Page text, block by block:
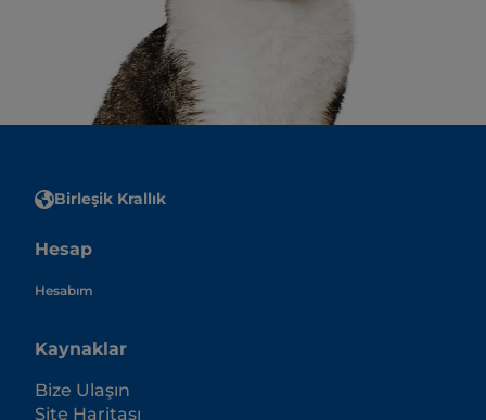
Birleşik Krallık
Hesap
Hesabım
Kaynaklar
Bize Ulaşın
Site Haritası